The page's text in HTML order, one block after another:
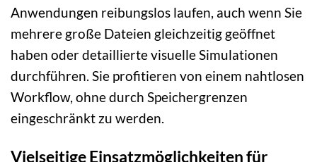
Anwendungen reibungslos laufen, auch wenn Sie
mehrere große Dateien gleichzeitig geöffnet
haben oder detaillierte visuelle Simulationen
durchführen. Sie profitieren von einem nahtlosen
Workflow, ohne durch Speichergrenzen
eingeschränkt zu werden.
Vielseitige Einsatzmöglichkeiten für